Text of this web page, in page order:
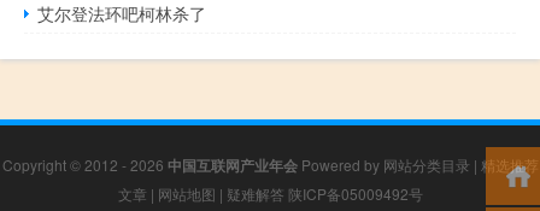
艾尔登法环吧柯林杀了
Copyright © 2012 - 2026 中国互联网产业年会Powered by 网站分类目录 | 精选推荐
文章 | 网站地图 | 疑难解答 陕ICP备05009492号